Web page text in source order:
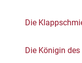
Die
Die Königin des